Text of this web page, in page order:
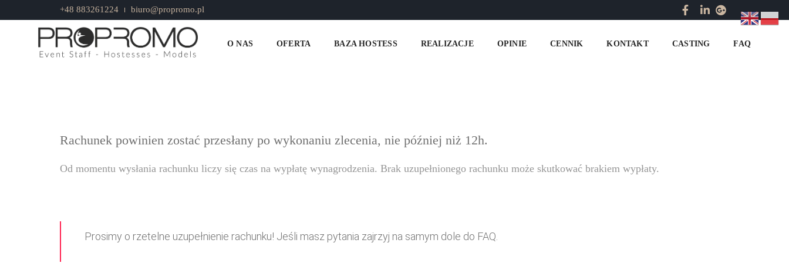
+48 883261224 biuro@propromo.pl
O NAS OFERTA BAZA HOSTESS REALIZACJE OPINIE CENNIK KONTAKT CASTING FAQ
rachunek2026
Rachunek powinien zostać przesłany po wykonaniu zlecenia, nie później niż 12h.
Od momentu wysłania rachunku liczy się czas na wypłatę wynagrodzenia. Brak uzupełnionego rachunku może skutkować brakiem wypłaty.
Prosimy o rzetelne uzupełnienie rachunku! Jeśli masz pytania zajrzyj na samym dole do FAQ.